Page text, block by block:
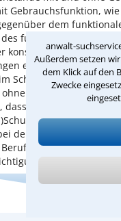
anwalt-
Außerdem setzen
dem Klick auf den
Zwecke
Gebrauchsfunktion,
dem
funktionalen
konstruktiven
erschlossen werden
Schneidebrett als
direkte
dass ein geschütztes
nur eines Teils
der Auslegung gingen
der Vorgaben